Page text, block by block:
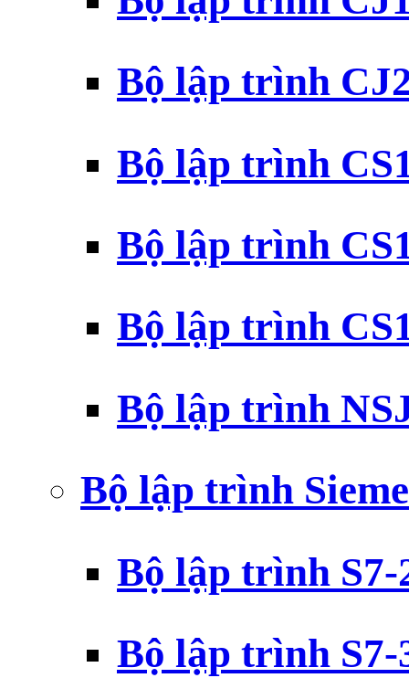
Bộ lập trình
Bộ lập trình
Bộ lập trình
Bộ lập trình
Bộ lập trình
Bộ lập trình
Bộ lập trình S7-
Bộ lập trình S7-